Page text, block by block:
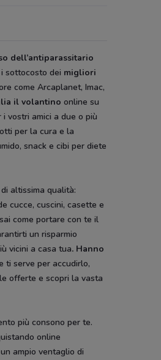
dell’antiparassitario
sottocosto dei migliori
come Arcaplanet, Imac,
il volantino online su
vostri amici a due o più
per la cura e la
snack e cibi per diete
altissima qualità:
cucce, cuscini, casette e
come portare con te il
un risparmio
vicini a casa tua. Hanno
ti serve per accudirlo,
offerte e scopri la vasta
più consono per te.
online
ampio ventaglio di